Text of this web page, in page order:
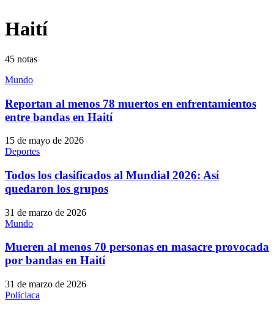
Haití
45 notas
Mundo
Reportan al menos 78 muertos en enfrentamientos
entre bandas en Haití
15 de mayo de 2026
Deportes
Todos los clasificados al Mundial 2026: Así
quedaron los grupos
31 de marzo de 2026
Mundo
Mueren al menos 70 personas en masacre provocada
por bandas en Haití
31 de marzo de 2026
Policiaca